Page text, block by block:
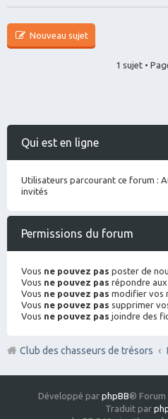
Nouveau sujet
1 sujet •
Qui est en ligne
Utilisateurs parcourant ce forum :
invités
Permissions du forum
Vous ne pouvez pas poster de
Vous ne pouvez pas répondre aux
Vous ne pouvez pas modifier vos
Vous ne pouvez pas supprimer
Vous ne pouvez pas joindre des
Club des chasseurs de trésors
Développé par phpBB® Forum
Traduit par